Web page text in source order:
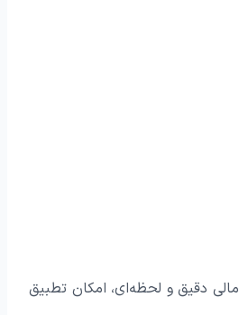
مالی دقیق و لحظه‌ای، امکان تطبیق